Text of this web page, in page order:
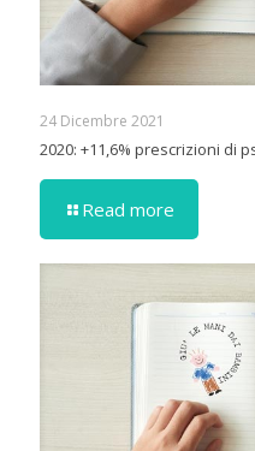
24 Dicembre 2021
2020: +11,6% prescrizioni di
Read more